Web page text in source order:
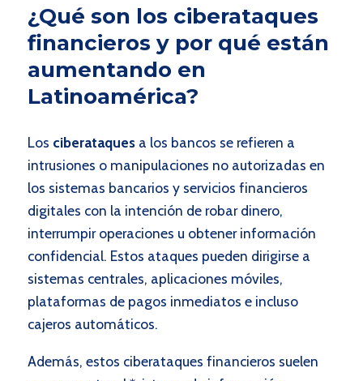
¿Qué son los ciberataques
financieros y por qué están
aumentando en
Latinoamérica?
Los ciberataquesa los bancos se refieren a
intrusiones o manipulaciones no autorizadas en
los sistemas bancarios y servicios financieros
digitales con la intención de robar dinero,
interrumpir operaciones u obtener información
confidencial. Estos ataques pueden dirigirse a
sistemas centrales, aplicaciones móviles,
plataformas de pagos inmediatos e incluso
cajeros automáticos.
Además, estos ciberataques financieros suelen